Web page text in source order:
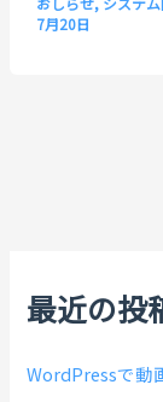
7月20日
最近の投
WordPressで動